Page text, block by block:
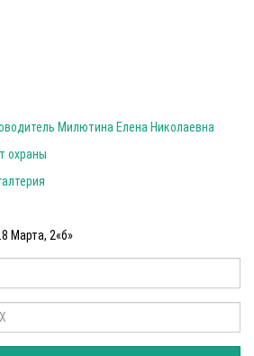
Милютина Елена Николаевна
охраны
Марта, 2«б»